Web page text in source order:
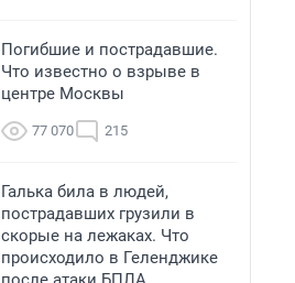
Погибшие и пострадавшие.
Что известно о взрыве в
центре Москвы
77 070 215
Галька била в людей,
пострадавших грузили в
скорые на лежаках. Что
происходило в Геленджике